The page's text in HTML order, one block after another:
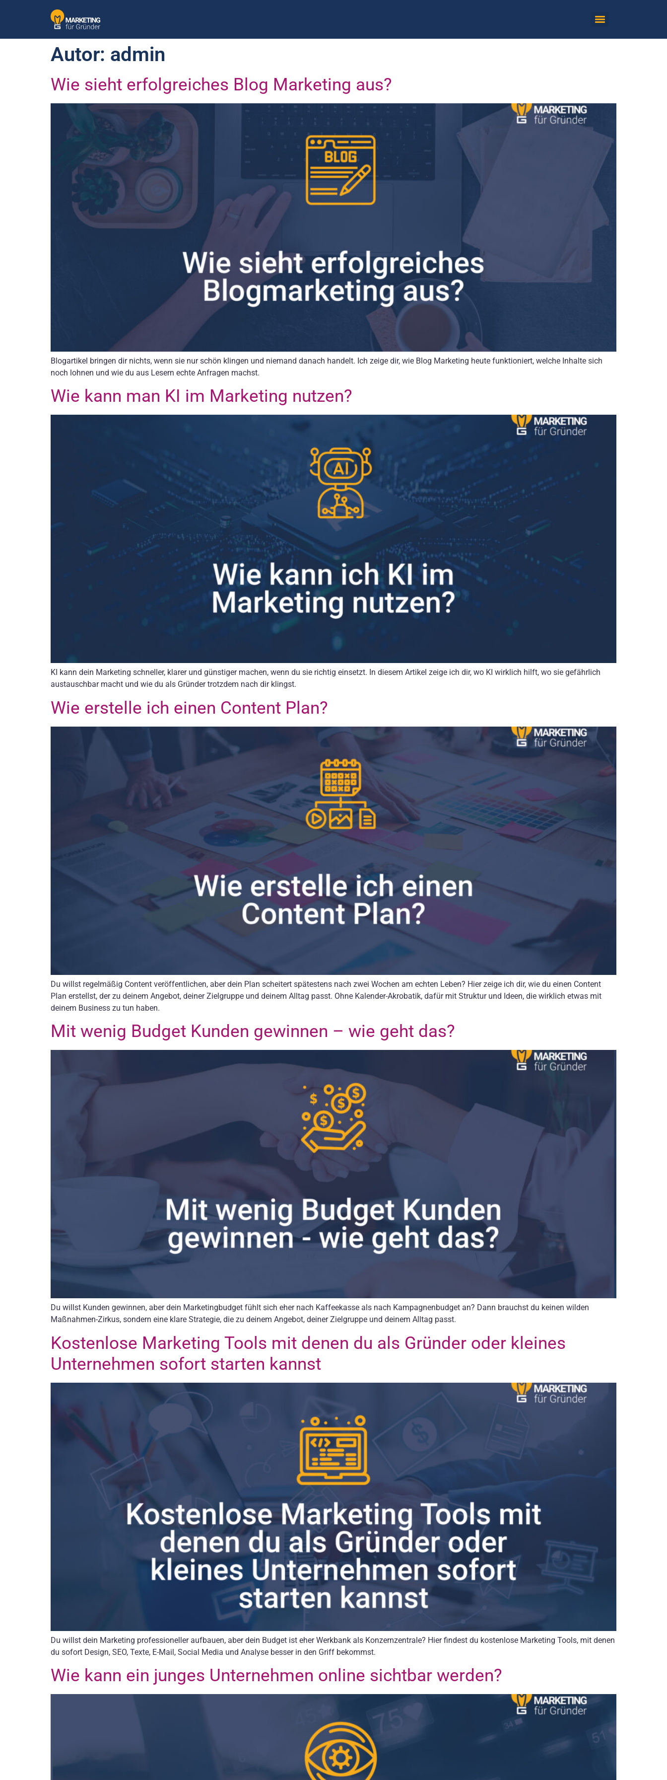
Autor: admin
Wie sieht erfolgreiches Blog Marketing aus?
Blogartikel bringen dir nichts, wenn sie nur schön klingen und niemand danach handelt. Ich zeige dir, wie Blog Marketing heute funktioniert, welche Inhalte sich
noch lohnen und wie du aus Lesern echte Anfragen machst.
Wie kann man KI im Marketing nutzen?
KI kann dein Marketing schneller, klarer und günstiger machen, wenn du sie richtig einsetzt. In diesem Artikel zeige ich dir, wo KI wirklich hilft, wo sie gefährlich
austauschbar macht und wie du als Gründer trotzdem nach dir klingst.
Wie erstelle ich einen Content Plan?
Du willst regelmäßig Content veröffentlichen, aber dein Plan scheitert spätestens nach zwei Wochen am echten Leben? Hier zeige ich dir, wie du einen Content
Plan erstellst, der zu deinem Angebot, deiner Zielgruppe und deinem Alltag passt. Ohne Kalender-Akrobatik, dafür mit Struktur und Ideen, die wirklich etwas mit
deinem Business zu tun haben.
Mit wenig Budget Kunden gewinnen – wie geht das?
Du willst Kunden gewinnen, aber dein Marketingbudget fühlt sich eher nach Kaffeekasse als nach Kampagnenbudget an? Dann brauchst du keinen wilden
Maßnahmen-Zirkus, sondern eine klare Strategie, die zu deinem Angebot, deiner Zielgruppe und deinem Alltag passt.
Kostenlose Marketing Tools mit denen du als Gründer oder kleines
Unternehmen sofort starten kannst
Du willst dein Marketing professioneller aufbauen, aber dein Budget ist eher Werkbank als Konzernzentrale? Hier findest du kostenlose Marketing Tools, mit denen
du sofort Design, SEO, Texte, E-Mail, Social Media und Analyse besser in den Griff bekommst.
Wie kann ein junges Unternehmen online sichtbar werden?